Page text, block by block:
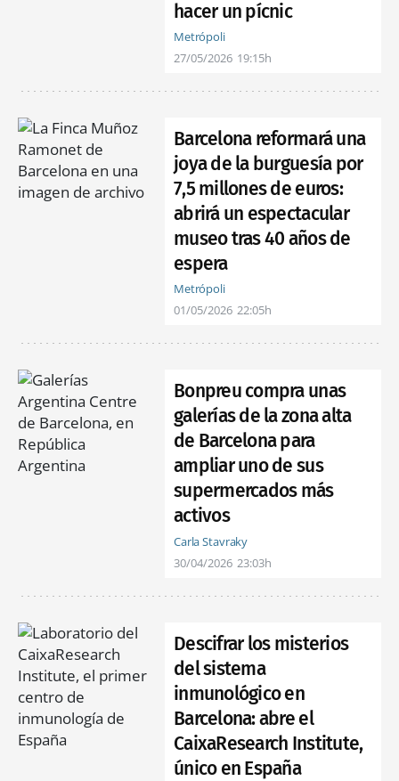
hacer un pícnic
Metrópoli
27/05/2026 19:15h
Barcelona reformará una
joya de la burguesía por
7,5 millones de euros:
abrirá un espectacular
museo tras 40 años de
espera
Metrópoli
01/05/2026 22:05h
Bonpreu compra unas
galerías de la zona alta
de Barcelona para
ampliar uno de sus
supermercados más
activos
Carla Stavraky
30/04/2026 23:03h
Descifrar los misterios
del sistema
inmunológico en
Barcelona: abre el
CaixaResearch Institute,
único en España